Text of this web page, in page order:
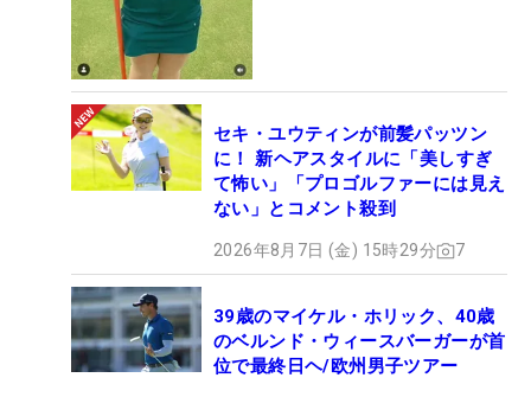
セキ・ユウティンが前髪パッツン
に！ 新ヘアスタイルに「美しすぎ
て怖い」「プロゴルファーには見え
ない」とコメント殺到
2026年8月7日 (金) 15時29分 7
39歳のマイケル・ホリック、40歳
のベルンド・ウィースバーガーが首
位で最終日ヘ/欧州男子ツアー